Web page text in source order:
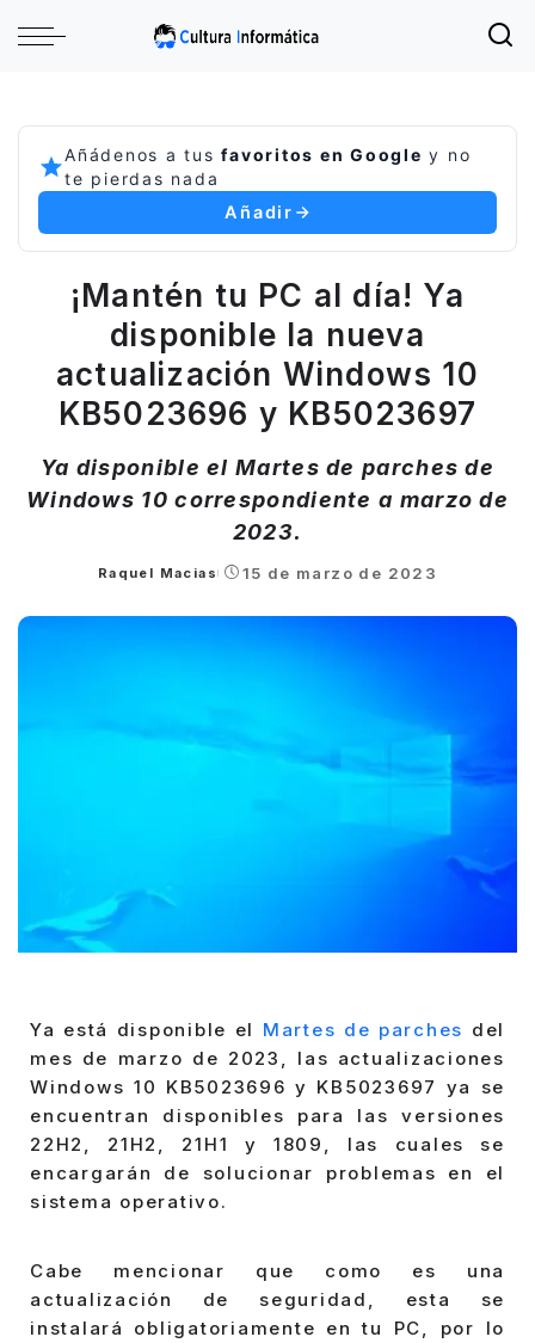
Añádenos a tusfavoritos en Google y no
te pierdas nada
Añadir
¡Mantén tu PC al día! Ya
disponible la nueva
actualización Windows 10
KB5023696 y KB5023697
Ya disponible el Martes de parches de
Windows 10 correspondiente a marzo de
2023.
Posted
Raquel Macias 15 de marzo de 2023
Ya está disponible el Martes de parches del
mes de marzo de 2023, las actualizaciones
Windows 10 KB5023696 y KB5023697 ya se
encuentran disponibles para las versiones
22H2, 21H2, 21H1 y 1809, las cuales se
encargarán de solucionar problemas en el
sistema operativo.
Cabe mencionar que como es una
actualización de seguridad, esta se
instalará obligatoriamente en tu PC, por lo